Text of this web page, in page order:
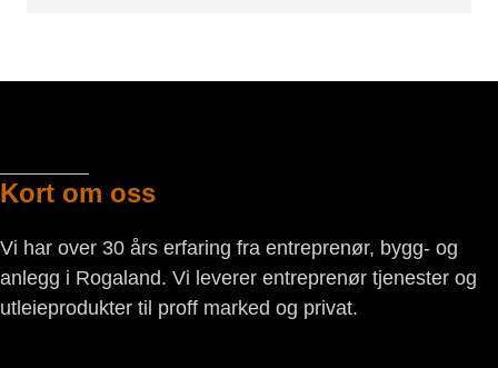
Kort om oss
Vi har over 30 års erfaring fra entreprenør, bygg- og
anlegg i Rogaland. Vi leverer entreprenør tjenester og
utleieprodukter til proff marked og privat.